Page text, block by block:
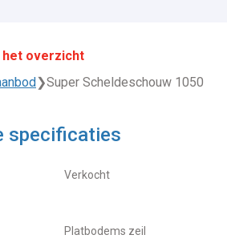
het overzicht
❯Super Scheldeschouw 1050
specificaties
Verkocht
Platbodems zeil